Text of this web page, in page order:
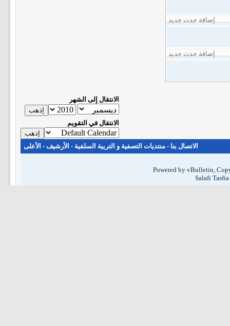
إضافة حدث جديد
إضافة حدث جديد
الانتقال إلى الشهر
الانتقال في التقويم
الاتصال بنا - منتديات التصفية و التربية السلفية - الأرشيف - الأعلى
Powered by vBulletin,
Salafi